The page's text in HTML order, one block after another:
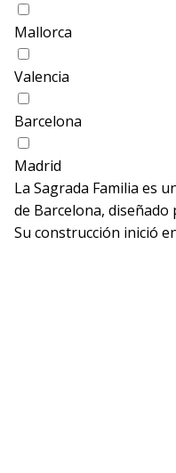
Mallorca
Valencia
Barcelona
Madrid
La Sagrada Familia es
de Barcelona,
Su construcción inició